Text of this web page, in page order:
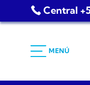
Central
MENÚ